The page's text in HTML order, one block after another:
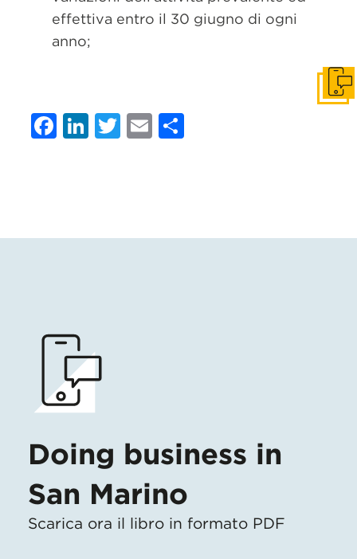
effettiva entro il 30 giugno di ogni
anno;
Facebook
LinkedIn
Twitter
Email
Doing business in
San Marino
Scarica ora il libro in formato PDF
Get